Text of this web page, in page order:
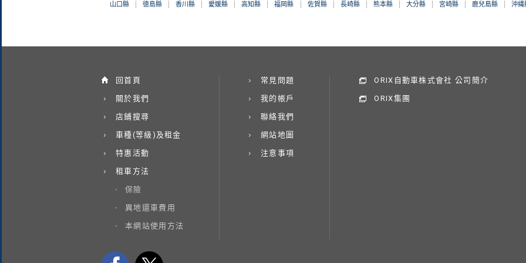
山口縣 徳島縣 香川縣 愛媛縣 高知縣 福岡縣 佐賀縣 長崎縣 熊本縣 大分縣 宮崎縣 鹿兒島縣 沖縄
回首頁
關於我們
店鋪搜尋
車種(等級)及租金
特惠活動
租車方法
保險
異地還車費用
本網站使用方法
常見問題
我的帳戶
聯絡我們
網站地圖
注意事項
ORIX自動車株式會社 公司簡介
ORIX集團